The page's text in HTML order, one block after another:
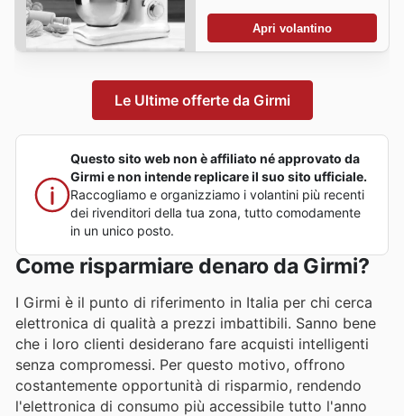
Apri volantino
Le Ultime offerte da Girmi
Questo sito web non è affiliato né approvato da
Girmi e non intende replicare il suo sito ufficiale.
Raccogliamo e organizziamo i volantini più recenti
dei rivenditori della tua zona, tutto comodamente
in un unico posto.
Come risparmiare denaro da Girmi?
I Girmi è il punto di riferimento in Italia per chi cerca
elettronica di qualità a prezzi imbattibili. Sanno bene
che i loro clienti desiderano fare acquisti intelligenti
senza compromessi. Per questo motivo, offrono
costantemente opportunità di risparmio, rendendo
l'elettronica di consumo più accessibile tutto l'anno